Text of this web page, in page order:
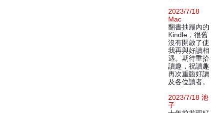
2023/7/18
Mac
翻書抽屜內的
Kindle，很舊
沒有開啟了使
我再與好讀相
遇。期待重拾
讀趣，祝讀趣
再次重臨好讀
及各位讀者。
2023/7/18 池
子